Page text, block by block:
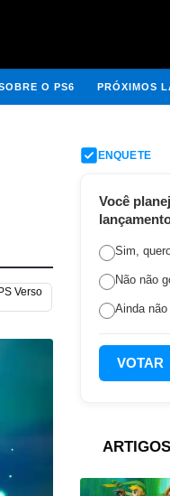
O PS6 PRÓXIMOS
Verso
ENQUETE
Você
Sim,
Não não
Ainda não
VOTAR